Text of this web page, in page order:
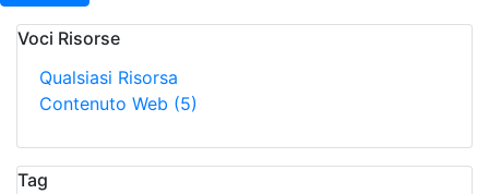
Voci Risorse
Qualsiasi Risorsa
Contenuto Web (5)
Tag